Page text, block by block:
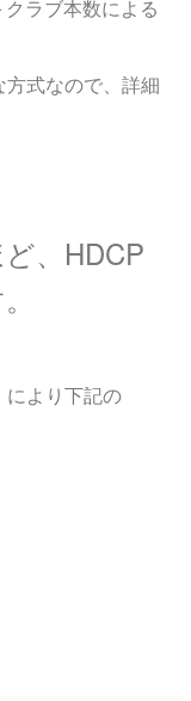
ラブ本数による
式なので、詳細
、HDCP
により下記の